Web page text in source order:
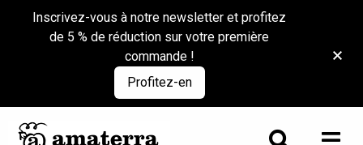
Inscrivez-vous à notre newsletter et profitez
de 5 % de réduction sur votre première
commande !
Profitez-en